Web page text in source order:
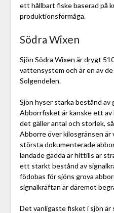
ett hållbart fiske baserad på
produktionsförmåga.
Södra Wixen
Sjön Södra Wixen är drygt
vattensystem och är en av
Solgendelen.
Sjön hyser starka bestånd av
Abborrfisket är kanske ett av
det gäller antal och storlek,
Abborre över kilosgränsen är
största dokumenterade
landade gädda är hittills är
ett starkt bestånd av
födobas för sjöns grova
signalkräftan är däremot
Det vanligaste fisket i sjön är